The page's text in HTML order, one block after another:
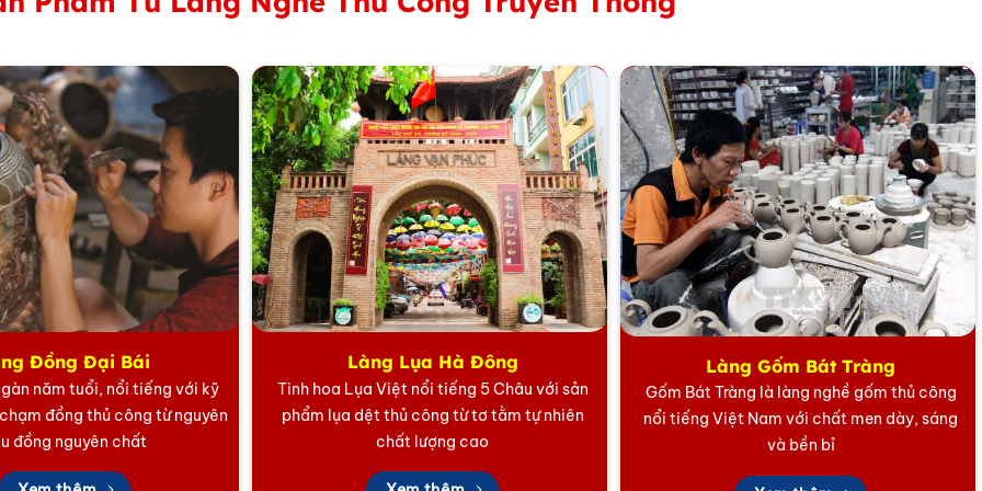
cấp VVIP – SET03
bởi các nghệ nhân làng nghề Việt Nam, mang đến độ hoàn thiện cao và tính thẩm mỹ độc bản. Đây không chỉ là
truyền thống.
nghiệp VVIP
phù hợp dành tặng đối tác chiến lược, khách hàng quan trọng hoặc các sự kiện doanh nghiệp cao cấp.
và tài lộc viên mãn. Chính vì vậy, bộ quà là lời chúc năm mới phú quý, thuận lợi và thành công bền vững gửi đến
gì?
Đồng Đại Bái
năm tuổi, nổi tiếng với kỹ
đồng thủ công từ nguyên
đồng nguyên chất
Làng Lụa Hà Đông
Tinh hoa Lụa Việt nổi tiếng 5 Châu với sản
phẩm lụa dệt thủ công từ tơ tằm tự nhiên
chất lượng cao
Làng Gốm Bát Tràng
Gốm Bát Tràng là làng nghề gốm thủ công
nổi tiếng Việt Nam với chất men dày, sáng
và bền bỉ